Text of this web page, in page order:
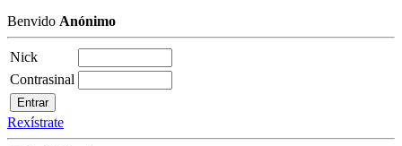
Benvido Anónimo
Nick
Contrasinal
Rexístrate